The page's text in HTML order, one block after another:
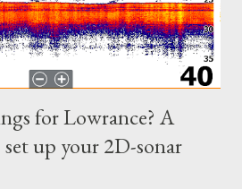
for Lowrance? A
up your 2D-sonar